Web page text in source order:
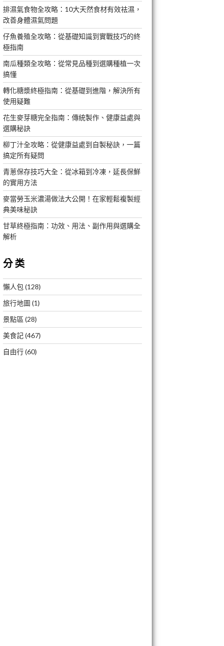
排濕氣食物全攻略：10大天然食材有效祛濕，
改善身體濕氣問題
仔魚養殖全攻略：從基礎知識到實戰技巧的終
極指南
南瓜種類全攻略：從常見品種到選購種植一次
搞懂
轉化糖漿終極指南：從基礎到進階，解決所有
使用疑難
花生麥芽糖完全指南：傳統製作、健康益處與
選購秘訣
柳丁汁全攻略：從健康益處到自製秘訣，一篇
搞定所有疑問
青蔥保存技巧大全：從冰箱到冷凍，延長保鮮
的實用方法
麥當勞玉米濃湯做法大公開！在家輕鬆複製經
典美味秘訣
甘草終極指南：功效、用法、副作用與選購全
解析
分类
懶人包 (128)
旅行地圖 (1)
景點區 (28)
美食記(467)
自由行(60)